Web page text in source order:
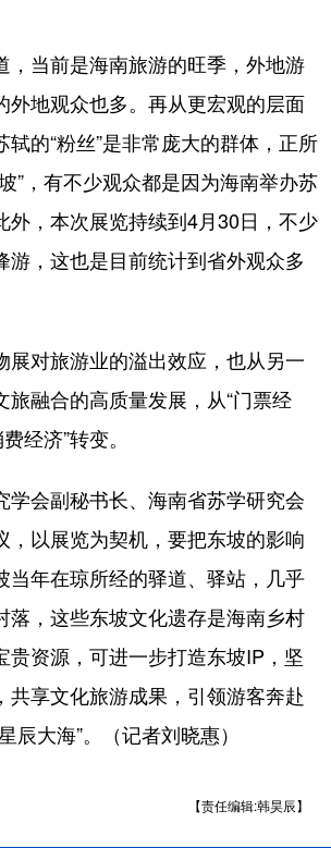
当前是海南旅游的旺季，外地游
外地观众也多。再从更宏观的层面
的“粉丝”是非常庞大的群体，正所
”，有不少观众都是因为海南举办苏
外，本次展览持续到4月30日，不少
游，这也是目前统计到省外观众多
对旅游业的溢出效应，也从另一
旅融合的高质量发展，从“门票经
经济”转变。
会副秘书长、海南省苏学研究会
，以展览为契机，要把东坡的影响
当年在琼所经的驿道、驿站，几乎
落，这些东坡文化遗存是海南乡村
贵资源，可进一步打造东坡IP，坚
共享文化旅游成果，引领游客奔赴
辰大海”。（记者刘晓惠）
【责任编辑:韩昊辰】